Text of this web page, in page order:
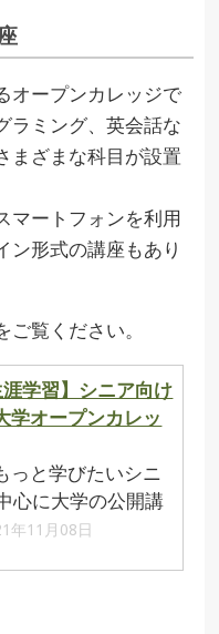
オープンカレッジで
ラミング、英会話な
まざまな科目が設置
マートフォンを利用
ン形式の講座もあり
覧ください。
涯学習】シニア向け
学オープンカレッ
っと学びたいシニ
心に大学の公開講
年11月08日